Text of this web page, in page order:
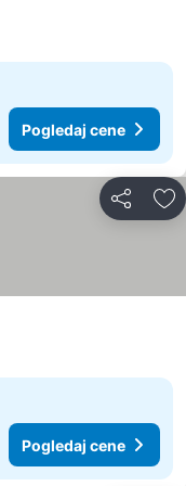
Pogledaj cene
Deli
Pogledaj cene